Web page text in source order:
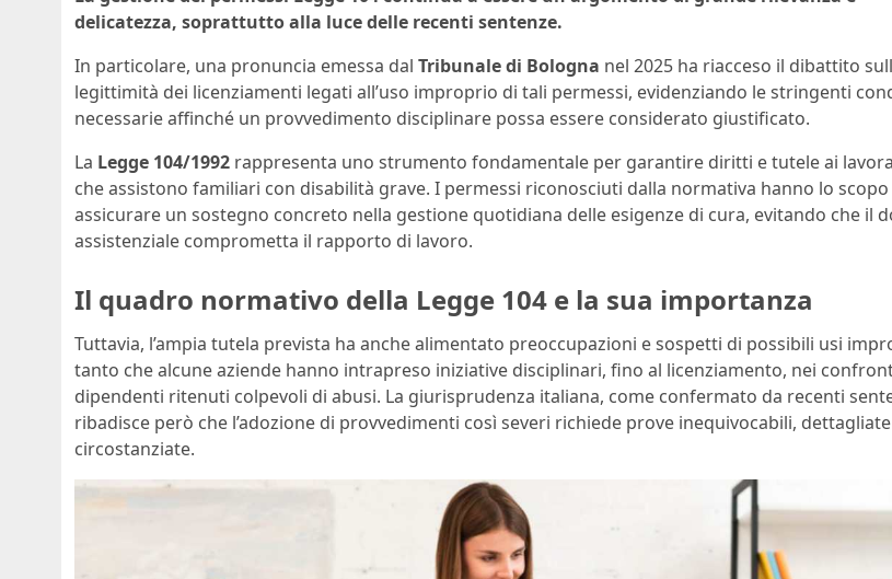
delicatezza, soprattutto alla luce delle recenti sentenze.
In particolare, una pronuncia emessa dal Tribunale di Bologna nel 2025 ha riacceso il dibattito
legittimità dei licenziamenti legati all’uso improprio di tali permessi, evidenziando le stringenti
necessarie affinché un provvedimento disciplinare possa essere considerato giustificato.
La Legge 104/1992 rappresenta uno strumento fondamentale per garantire diritti e tutele ai
che assistono familiari con disabilità grave. I permessi riconosciuti dalla normativa hanno lo scopo
assicurare un sostegno concreto nella gestione quotidiana delle esigenze di cura, evitando che il
assistenziale comprometta il rapporto di lavoro.
Il quadro normativo della Legge 104 e la sua importanza
Tuttavia, l’ampia tutela prevista ha anche alimentato preoccupazioni e sospetti di possibili usi
tanto che alcune aziende hanno intrapreso iniziative disciplinari, fino al licenziamento, nei
dipendenti ritenuti colpevoli di abusi. La giurisprudenza italiana, come confermato da recenti
ribadisce però che l’adozione di provvedimenti così severi richiede prove inequivocabili,
circostanziate.